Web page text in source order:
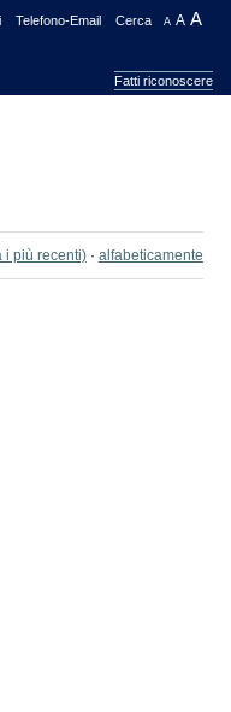
Telefono-Email Cerca A A A
Fatti riconoscere
i più recenti) · alfabeticamente